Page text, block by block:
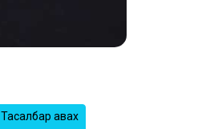
Тасалбар авах